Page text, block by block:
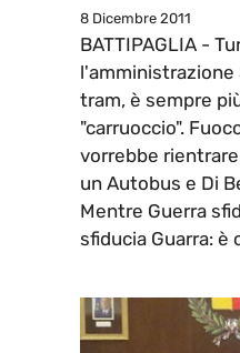
8 Dicembre 2011
BATTIPAGLIA -
l'amministrazione
tram, è sempre
"carruoccio".
vorrebbe
un Autobus e Di
Mentre Guerra
sfiducia Guarra: è